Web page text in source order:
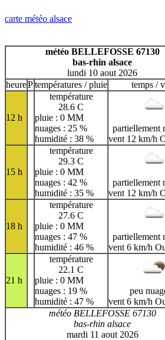
H
I J K L M
N
T
U
V
W X Y Z
carte météo alsace
météo BELLEFOSSE 67130
bas-rhin alsace
lundi 10 aout 2026
heurePtempératures / pluie temps /
12 h
température
28.6 C
pluie : 0 MM
nuages : 25 %
humidité : 38 %
partiellement
vent 12 km/h
15 h
température
29.3 C
pluie : 0 MM
nuages : 42 %
humidité : 35 %
partiellement
vent 12 km/h
18 h
température
27.6 C
pluie : 0 MM
nuages : 47 %
humidité : 46 %
partiellement
vent 6 km/h
21 h
température
22.1 C
pluie : 0 MM
nuages : 19 %
humidité : 47 %
peu
vent 6 km/h
météo BELLEFOSSE 67130
bas-rhin alsace
mardi 11 aout 2026